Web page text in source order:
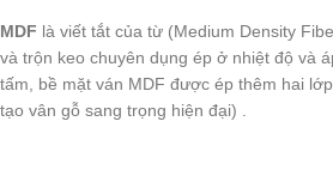
MDF là viết tắt của từ (Medium Density
và trộn keo chuyên dụng ép ở nhiệt độ và
tấm, bề mặt ván MDF được ép thêm hai
tạo vân gỗ sang trọng hiện đại) .